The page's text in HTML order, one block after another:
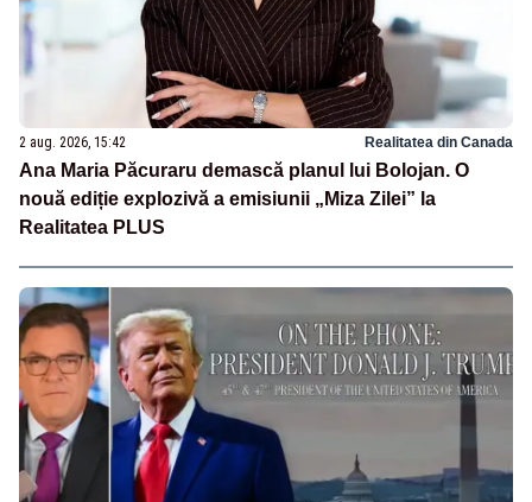
2 aug. 2026, 15:42 Realitatea din Canada
Ana Maria Păcuraru demască planul lui Bolojan. O
nouă ediție explozivă a emisiunii „Miza Zilei” la
Realitatea PLUS